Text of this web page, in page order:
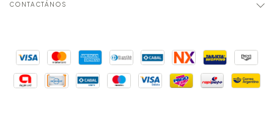
CONTACTÁNOS